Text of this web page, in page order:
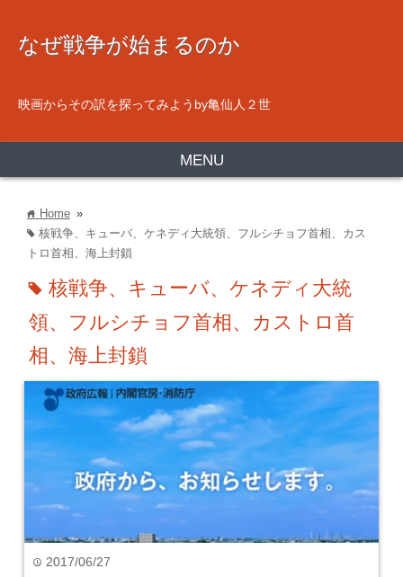
なぜ戦争が始まるのか
映画からその訳を探ってみようby亀仙人２世
MENU
home Home »
tag 核戦争、キューバ、ケネディ大統領、フルシチョフ首相、カス
トロ首相、海上封鎖
tag 核戦争、キューバ、ケネディ大統
領、フルシチョフ首相、カストロ首
相、海上封鎖
time 2017/06/27